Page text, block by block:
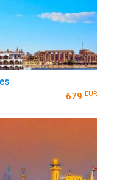
679 EUR